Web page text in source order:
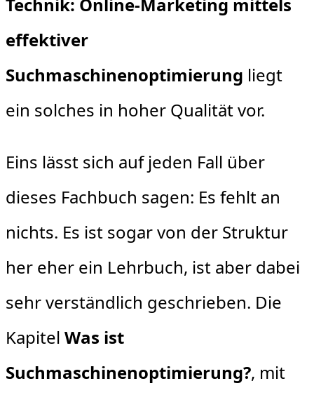
effektiver
Suchmaschinenoptimierung liegt
ein solches in hoher Qualität vor.
Eins lässt sich auf jeden Fall über
dieses Fachbuch sagen: Es fehlt an
nichts. Es ist sogar von der Struktur
her eher ein Lehrbuch, ist aber dabei
sehr verständlich geschrieben. Die
Kapitel Was ist
Suchmaschinenoptimierung?, mit